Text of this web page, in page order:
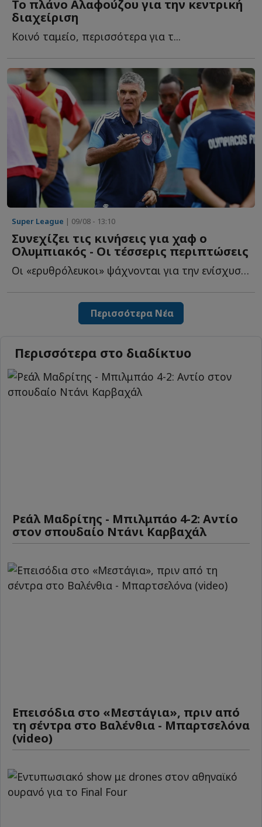
Το πλάνο Αλαφούζου για την κεντρική
διαχείριση
Κοινό ταμείο, περισσότερα για τ...
Super League | 09/08 - 13:10
Συνεχίζει τις κινήσεις για χαφ ο
Ολυμπιακός - Οι τέσσερις περιπτώσεις
Οι «ερυθρόλευκοι» ψάχνονται για την ενίσχυση στον ά...
Περισσότερα Νέα
Περισσότερα στο διαδίκτυο
Ρεάλ Μαδρίτης - Μπιλμπάο 4-2: Αντίο
στον σπουδαίο Ντάνι Καρβαχάλ
Επεισόδια στο «Μεστάγια», πριν από
τη σέντρα στο Βαλένθια - Μπαρτσελόνα
(video)